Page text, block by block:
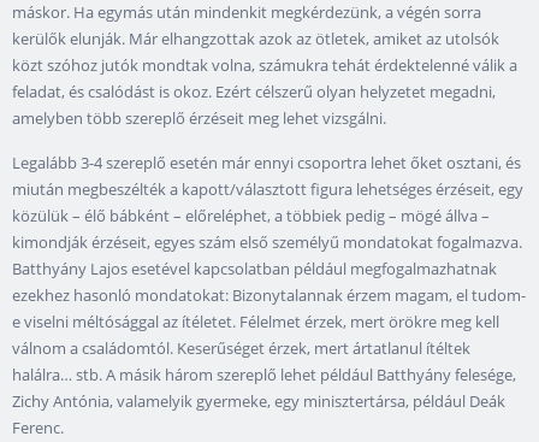
máskor. Ha egymás után mindenkit megkérdezünk, a végén sorra
kerülők elunják. Már elhangzottak azok az ötletek, amiket az utolsók
közt szóhoz jutók mondtak volna, számukra tehát érdektelenné válik a
feladat, és csalódást is okoz. Ezért célszerű olyan helyzetet megadni,
amelyben több szereplő érzéseit meg lehet vizsgálni.
Legalább 3-4 szereplő esetén már ennyi csoportra lehet őket osztani, és
miután megbeszélték a kapott/választott figura lehetséges érzéseit, egy
közülük – élő bábként – előreléphet, a többiek pedig – mögé állva –
kimondják érzéseit, egyes szám első személyű mondatokat fogalmazva.
Batthyány Lajos esetével kapcsolatban például megfogalmazhatnak
ezekhez hasonló mondatokat: Bizonytalannak érzem magam, el tudom-
e viselni méltósággal az ítéletet. Félelmet érzek, mert örökre meg kell
válnom a családomtól. Keserűséget érzek, mert ártatlanul ítéltek
halálra… stb. A másik három szereplő lehet például Batthyány felesége,
Zichy Antónia, valamelyik gyermeke, egy minisztertársa, például Deák
Ferenc.